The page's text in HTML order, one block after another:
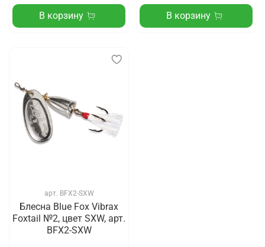
В корзину В корзину
арт. BFX2-SXW
Блесна Blue Fox Vibrax
Foxtail №2, цвет SXW, арт.
BFX2-SXW